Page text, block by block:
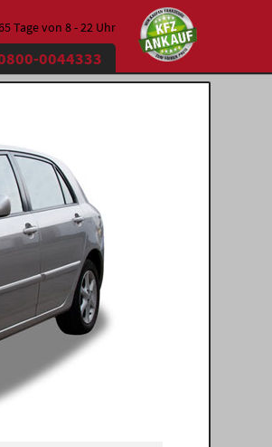
Tage von 8 - 22 Uhr
0044333